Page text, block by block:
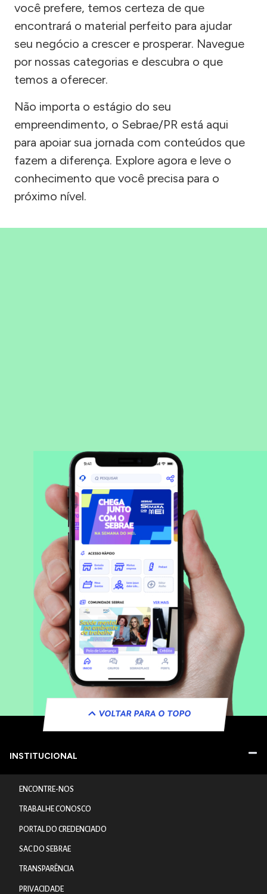
você prefere, temos certeza de que
encontrará o material perfeito para ajudar
seu negócio a crescer e prosperar. Navegue
por nossas categorias e descubra o que
temos a oferecer.
Não importa o estágio do seu
empreendimento, o Sebrae/PR está aqui
para apoiar sua jornada com conteúdos que
fazem a diferença. Explore agora e leve o
conhecimento que você precisa para o
próximo nível.
VOLTAR PARA O TOPO
INSTITUCIONAL
ENCONTRE-NOS
TRABALHE CONOSCO
PORTAL DO CREDENCIADO
SAC DO SEBRAE
TRANSPARÊNCIA
PRIVACIDADE